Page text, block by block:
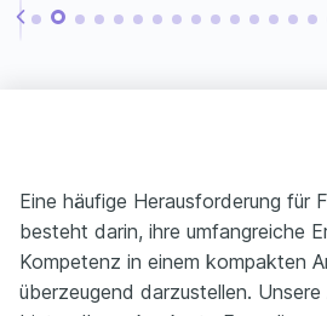
Eine häufige Herausforderung für
besteht darin, ihre umfangreiche
Kompetenz in einem kompakten
überzeugend darzustellen.